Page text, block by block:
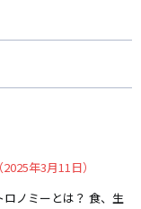
年3月11日）
ノミーとは？ 食、生